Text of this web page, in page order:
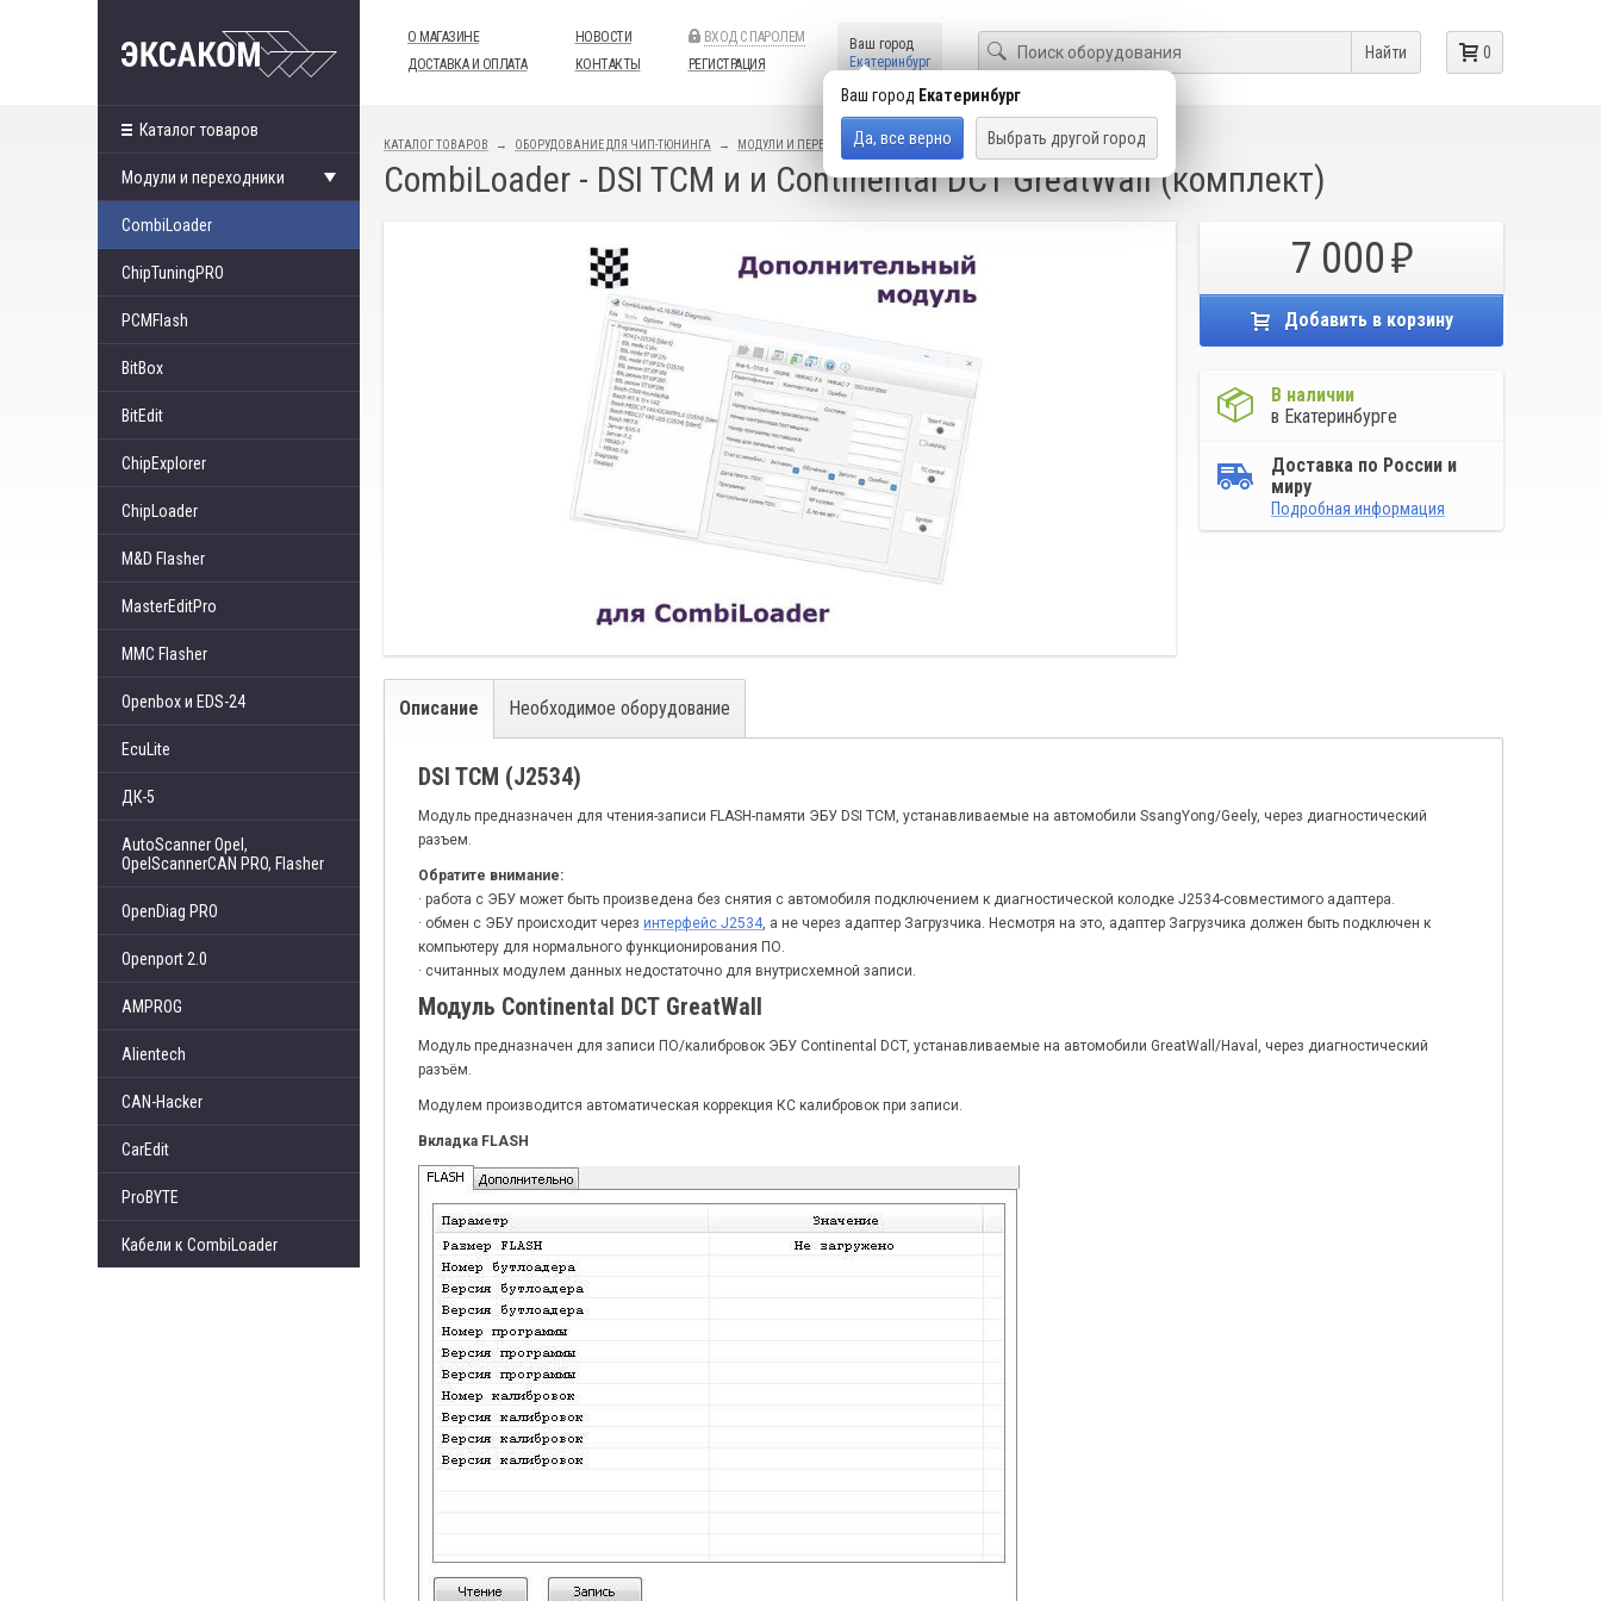
О МАГАЗИНЕ
ДОСТАВКА И ОПЛАТА
НОВОСТИ
КОНТАКТЫ
ВХОД С ПАРОЛЕМ
РЕГИСТРАЦИЯ
Ваш город
Екатеринбург
Ваш город Екатеринбург
Да, все верно Выбрать другой город
Найти 0
Каталог товаров
Модули и переходники
CombiLoader
ChipTuningPRO
PCMFlash
BitBox
BitEdit
ChipExplorer
ChipLoader
M&D Flasher
MasterEditPro
MMC Flasher
Openbox и EDS-24
EcuLite
ДК-5
AutoScanner Opel,
OpelScannerCAN PRO, Flasher
OpenDiag PRO
Openport 2.0
AMPROG
Alientech
CAN-Hacker
CarEdit
ProBYTE
Кабели к CombiLoader
КАТАЛОГ ТОВАРОВ ОБОРУДОВАНИЕ ДЛЯ ЧИП-ТЮНИНГА МОДУЛИ И ПЕРЕХОДНИКИ COMBILOADER
CombiLoader - DSI TCM и и Continental DCT GreatWall (комплект)
7 000
Добавить в корзину
В наличии
в Екатеринбурге
Доставка по России и
миру
Подробная информация
Описание Необходимое оборудование
DSI TCM (J2534)
Модуль предназначен для чтения-записи FLASH-памяти ЭБУ DSI TCM, устанавливаемые на автомобили SsangYong/Geely, через диагностический
разъем.
Обратите внимание:
· работа с ЭБУ может быть произведена без снятия с автомобиля подключением к диагностической колодке J2534-совместимого адаптера.
· обмен с ЭБУ происходит через интерфейс J2534, а не через адаптер Загрузчика. Несмотря на это, адаптер Загрузчика должен быть подключен к
компьютеру для нормального функционирования ПО.
· считанных модулем данных недостаточно для внутрисхемной записи.
Модуль Continental DCT GreatWall
Модуль предназначен для записи ПО/калибровок ЭБУ Continental DCT, устанавливаемые на автомобили GreatWall/Haval, через диагностический
разъём.
Модулем производится автоматическая коррекция КС калибровок при записи.
Вкладка FLASH